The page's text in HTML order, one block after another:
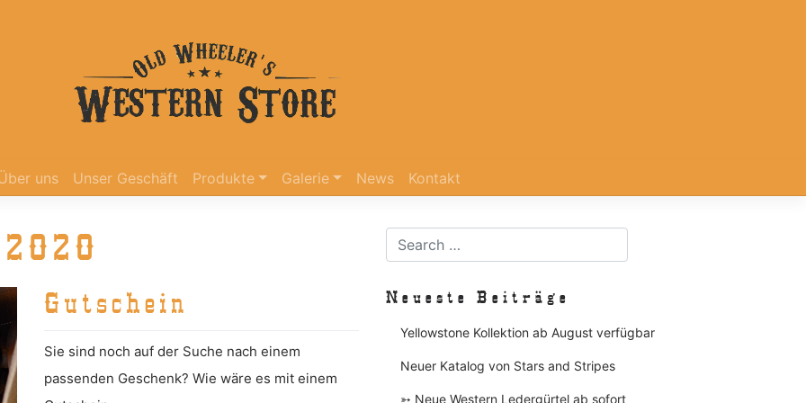
uns Unser Geschäft Produkte Galerie News Kontakt
2020
Gutschein
Sie sind noch auf der Suche nach einem
passenden Geschenk? Wie wäre es mit einem
Neueste Beiträge
Yellowstone Kollektion ab August verfügbar
Neuer Katalog von Stars and Stripes
➳ Neue Western Ledergürtel ab sofort